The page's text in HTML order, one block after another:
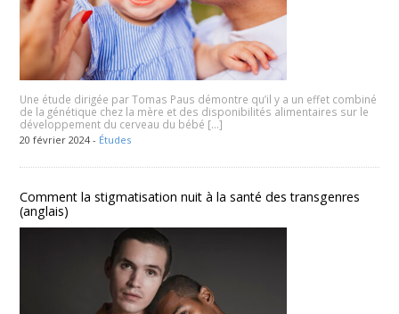
Une étude dirigée par Tomas Paus démontre qu’il y a un effet combiné
de la génétique chez la mère et des disponibilités alimentaires sur le
développement du cerveau du bébé […]
20 février 2024 - Études
Comment la stigmatisation nuit à la santé des transgenres
(anglais)